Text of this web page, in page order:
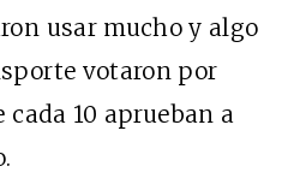
usar mucho y algo
votaron por
10 aprueban a